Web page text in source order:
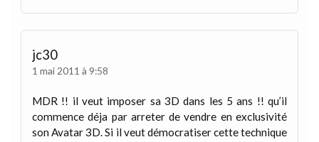
jc30
1 mai 2011 à 9:58
MDR !! il veut imposer sa 3D dans les 5 ans !! qu’il
commence déja par arreter de vendre en exclusivité
son Avatar 3D. Si il veut démocratiser cette technique